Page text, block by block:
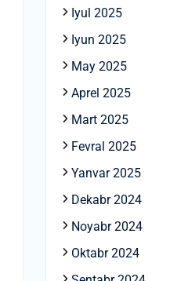
Iyul 2025
Iyun 2025
May 2025
Aprel 2025
Mart 2025
Fevral 2025
Yanvar 2025
Dekabr 2024
Noyabr 2024
Oktabr 2024